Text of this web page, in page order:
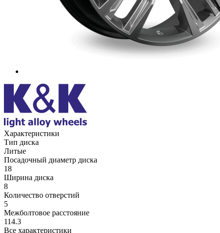
Характеристики
Тип диска
Литые
Посадочный диаметр диска
18
Ширина диска
8
Количество отверстий
5
Межболтовое расстояние
114.3
Все характеристики